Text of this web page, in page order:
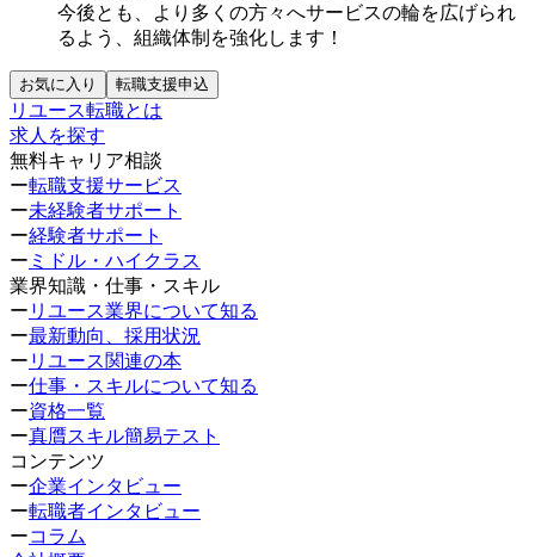
今後とも、より多くの方々へサービスの輪を広げられ
るよう、組織体制を強化します！
お気に入り 転職支援申込
リユース転職とは
求人を探す
無料キャリア相談
ー転職支援サービス
ー未経験者サポート
ー経験者サポート
ー ミドル・ハイクラス
業界知識・仕事・スキル
ー リユース業界について知る
ー最新動向、採用状況
ー リユース関連の本
ー仕事・スキルについて知る
ー資格一覧
ー真贋スキル簡易テスト
コンテンツ
ー企業インタビュー
ー転職者インタビュー
ーコラム